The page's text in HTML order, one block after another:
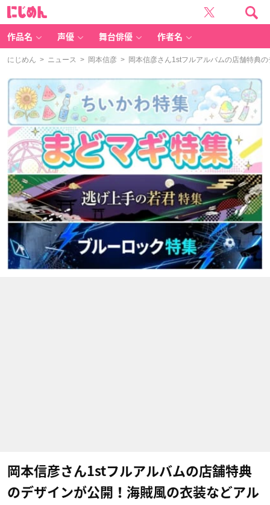
作品名 声優 舞台俳優 作者名
にじめん > ニュース > 岡本信彦 > 岡本信彦さん1stフルアルバムの店舗特典
岡本信彦さん1stフルアルバムの店舗特典
のデザインが公開！海賊風の衣装などアル